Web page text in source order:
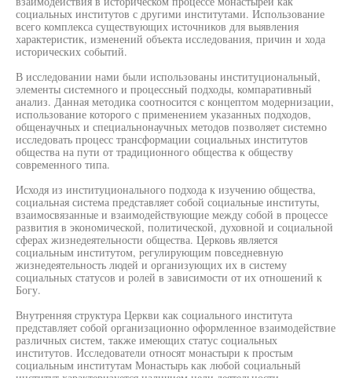
социальных институтов с другими институтами. Использование
всего комплекса существующих источников для выявления
характеристик, изменений объекта исследования, причин и хода
исторических событий.
В исследовании нами были использованы институциональный,
элементы системного и процессный подходы, компаративный
анализ. Данная методика соотносится с концептом модернизации,
использование которого с применением указанных подходов,
общенаучных и специальнонаучных методов позволяет системно
исследовать процесс трансформации социальных институтов
общества на пути от традиционного общества к обществу
современного типа.
Исходя из институционального подхода к изучению общества,
социальная система представляет собой социальные институты,
взаимосвязанные и взаимодействующие между собой в процессе
развития в экономической, политической, духовной и социальной
сферах жизнедеятельности общества. Церковь является
социальным институтом, регулирующим повседневную
жизнедеятельность людей и организующих их в систему
социальных статусов и ролей в зависимости от их отношений к
Богу.
Внутренняя структура Церкви как социального института
представляет собой организационно оформленное взаимодействие
различных систем, также имеющих статус социальных
институтов. Исследователи относят монастыри к простым
социальным институтам Монастырь как любой социальный